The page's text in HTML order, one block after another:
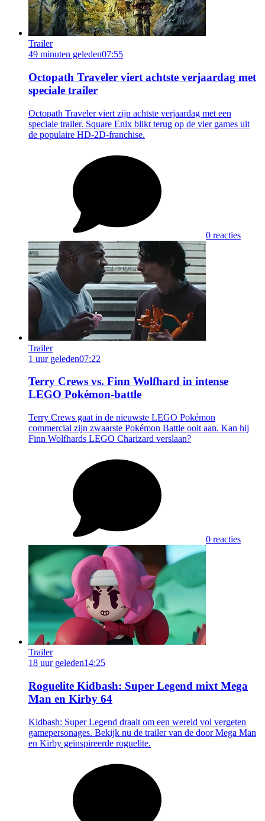
Trailer
49 minuten geleden07:55
Octopath Traveler viert achtste verjaardag met
speciale trailer
Octopath Traveler viert zijn achtste verjaardag met een
speciale trailer. Square Enix blikt terug op de vier games uit
de populaire HD-2D-franchise.
0 reacties
Trailer
1 uur geleden07:22
Terry Crews vs. Finn Wolfhard in intense
LEGO Pokémon-battle
Terry Crews gaat in de nieuwste LEGO Pokémon
commercial zijn zwaarste Pokémon Battle ooit aan. Kan hij
Finn Wolfhards LEGO Charizard verslaan?
0 reacties
Trailer
18 uur geleden14:25
Roguelite Kidbash: Super Legend mixt Mega
Man en Kirby 64
Kidbash: Super Legend draait om een wereld vol vergeten
gamepersonages. Bekijk nu de trailer van de door Mega Man
en Kirby geïnspireerde roguelite.